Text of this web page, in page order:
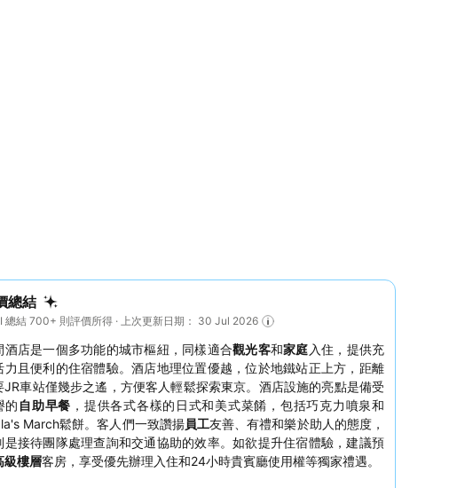
總結
總結 700+ 則評價所得 · 上次更新日期： 30 Jul 2026
酒店是一個多功能的城市樞紐，同樣適合觀光客和家庭 入住，提供充
力且便利的住宿體驗。酒店地理位置優越，位於地鐵站正上方，距離
JR車站僅幾步之遙，方便客人輕鬆探索東京。酒店設施的亮點是備受
的 自助早餐 ，提供各式各樣的日式和美式菜餚，包括巧克力噴泉和
March鬆餅。客人們一致讚揚員工友善、有禮和樂於助人的態度，
是接待團隊處理查詢和交通協助的效率。如欲提升住宿體驗，建議預
級樓層客房，享受優先辦理入住和24小時貴賓廳使用權等獨家禮遇。